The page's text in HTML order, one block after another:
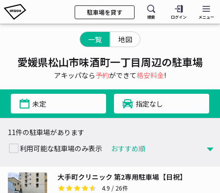
駐車場を貸す
検索 ログイン メニュー
一覧 地図
愛媛県松山市味酒町一丁目周辺の駐車場
アキッパなら予約ができて格安料金!
未定 指定なし
11件の駐車場があります
利用可能な駐車場のみ表示
大手町クリニック 第2専用駐車場【日祝】
4.9 / 26件